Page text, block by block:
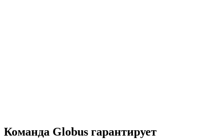
Команда Globus гарантирует